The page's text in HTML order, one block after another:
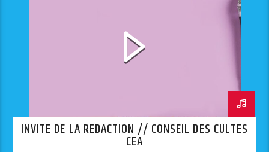
INVITE DE LA REDACTION // CONSEIL DES CULTES
CEA